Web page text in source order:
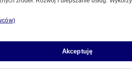
Armenii i
rozwiązania konfliktu
Karabach.
Akceptuję